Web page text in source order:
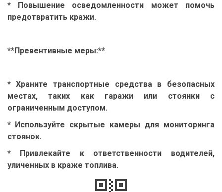
* Повышение осведомленности может помочь
предотвратить кражи.
**Превентивные меры:**
* Храните транспортные средства в безопасных
местах, таких как гаражи или стоянки с
ограниченным доступом.
* Используйте скрытые камеры для мониторинга
стоянок.
* Привлекайте к ответственности водителей,
уличенных в краже топлива.